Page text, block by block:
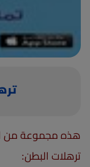
هذه مجموعة من
ترهلات البطن: